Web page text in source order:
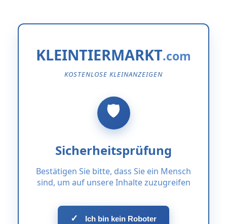
KLEINTIERMARKT
KOSTENLOSE KLEINANZEIGEN
Sicherheitsprüfung
Bestätigen Sie bitte, dass Sie ein Mensch
sind, um auf unsere Inhalte zuzugreifen
✓ Ich bin kein Roboter